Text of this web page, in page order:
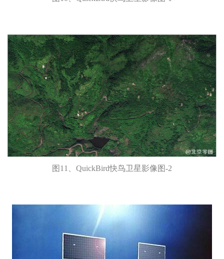
图11、QuickBird快鸟卫星影像图-2